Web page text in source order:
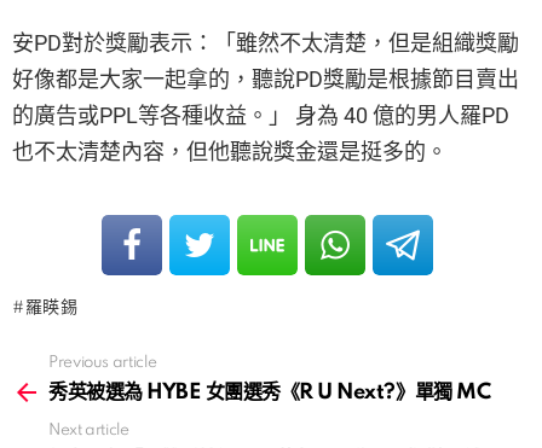
安PD對於獎勵表示：「雖然不太清楚，但是組織獎勵
好像都是大家一起拿的，聽說PD獎勵是根據節目賣出
的廣告或PPL等各種收益。」 身為 40 億的男人羅PD
也不太清楚內容，但他聽說獎金還是挺多的。
羅䁐錫
more
Previous article
秀英被選為 HYBE 女團選秀《R U Next?》單獨 MC
Next article